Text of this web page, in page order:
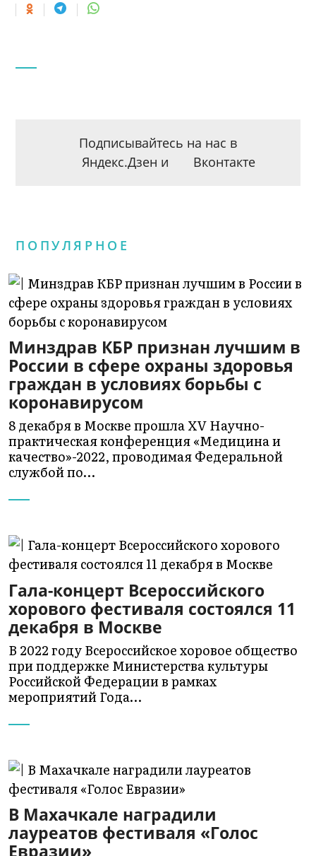
Подписывайтесь на нас в
Яндекс.Дзен и Вконтакте
ПОПУЛЯРНОЕ
Минздрав КБР признан лучшим в
России в сфере охраны здоровья
граждан в условиях борьбы с
коронавирусом
8 декабря в Москве прошла XV Научно-
практическая конференция «Медицина и
качество»-2022, проводимая Федеральной
службой по…
Гала-концерт Всероссийского
хорового фестиваля состоялся 11
декабря в Москве
В 2022 году Всероссийское хоровое общество
при поддержке Министерства культуры
Российской Федерации в рамках
мероприятий Года…
В Махачкале наградили
лауреатов фестиваля «Голос
Евразии»